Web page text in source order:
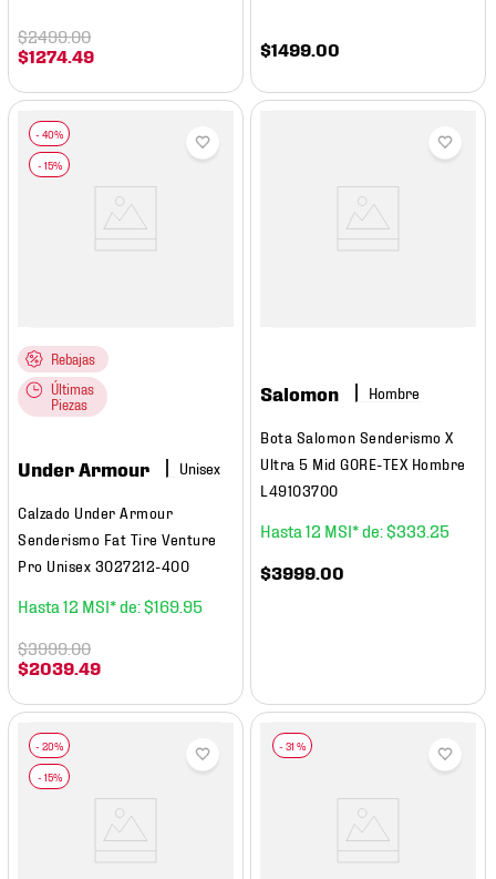
$1274 .49
$2499.00
$1499 .00
Rebajas
Últimas
Piezas
Under Armour
Calzado Under Armour
Senderismo Fat Tire Venture
Pro Unisex 3027212-400
12 $169 95
$2039 .49
$3999.00
Salomon Hombre
Bota Salomon Senderismo X
Ultra 5 Mid GORE-TEX Hombre
L49103700
12 $333 25
$3999 .00
- 31 %